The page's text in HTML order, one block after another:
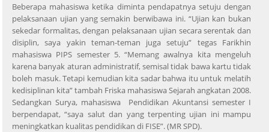
Beberapa mahasiswa ketika diminta pendapatnya setuju dengan
pelaksanaan ujian yang semakin berwibawa ini. “Ujian kan bukan
sekedar formalitas, dengan pelaksanaan ujian secara serentak dan
disiplin, saya yakin teman-teman juga setuju” tegas Farikhin
mahasiswa PIPS semester 5. “Memang awalnya kita mengeluh
karena banyak aturan administratif, semisal tidak bawa kartu tidak
boleh masuk. Tetapi kemudian kita sadar bahwa itu untuk melatih
kedisiplinan kita” tambah Friska mahasiswa Sejarah angkatan 2008.
Sedangkan Surya, mahasiswa Pendidikan Akuntansi semester I
berpendapat, “saya salut dan yang terpenting ujian ini mampu
meningkatkan kualitas pendidikan di FISE”. (MR SPD).